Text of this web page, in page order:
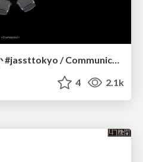
品質を経営にどう語るか #jassttokyo / Communicating the Strategic Value of Quality to Executive Leadership
4 2.1k